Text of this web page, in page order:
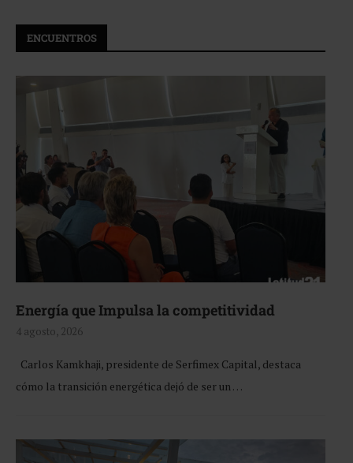
ENCUENTROS
Energía que Impulsa la competitividad
4 agosto, 2026
Carlos Kamkhaji, presidente de Serfimex Capital, destaca
cómo la transición energética dejó de ser un …